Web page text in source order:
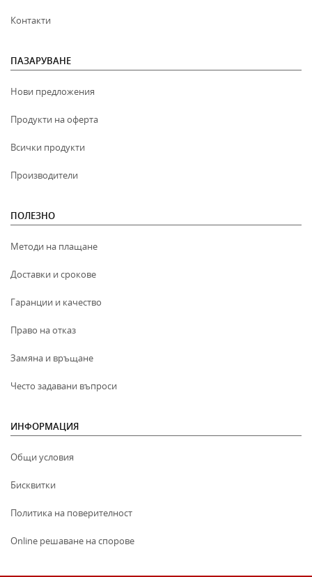
Контакти
ПАЗАРУВАНЕ
Нови предложения
Продукти на оферта
Всички продукти
Производители
ПОЛЕЗНО
Методи на плащане
Доставки и срокове
Гаранции и качество
Право на отказ
Замяна и връщане
Често задавани въпроси
ИНФОРМАЦИЯ
Общи условия
Бисквитки
Политика на поверителност
Online решаване на спорове